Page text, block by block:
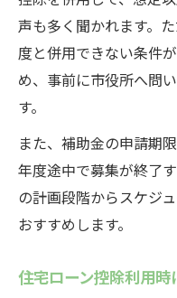
声も多く聞かれます。
度と併用できない条件
め、事前に市役所へ問
す。
また、補助金の申請期
年度途中で募集が終了
の計画段階からスケジ
おすすめします。
住宅ローン控除利用